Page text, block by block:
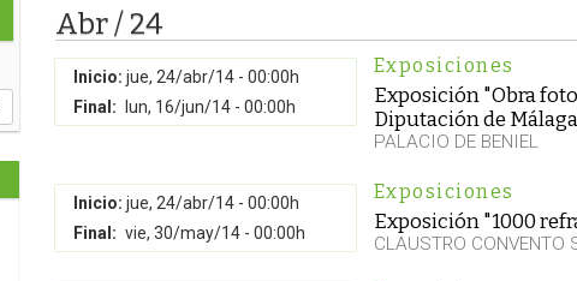
Abr / 24
Inicio: jue, 24/abr/14 - 00:00h
Final:
lun, 16/jun/14 - 00:00h
Exposiciones
Exposición "Obra
Diputación de
PALACIO DE BENIEL
Inicio: jue, 24/abr/14 - 00:00h
Final: vie, 30/may/14 - 00:00h
Exposiciones
Exposición "1000
CLAUSTRO CONVENTO